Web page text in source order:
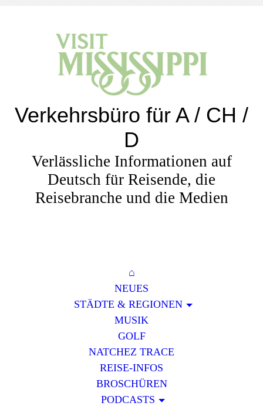
Verkehrsbüro für A / CH /
D
Verlässliche Informationen auf
Deutsch für Reisende, die
Reisebranche und die Medien
⌂
NEUES
STÄDTE & REGIONEN
MUSIK
GOLF
NATCHEZ TRACE
REISE-INFOS
BROSCHÜREN
PODCASTS